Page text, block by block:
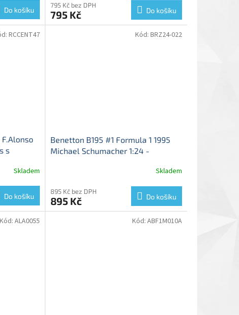
Do košíku
795 Kč bez DPH
795 Kč Do košíku
s
Skladem
Do košíku
RCCENT47
Benetton B195 #1 Formula 1 1995
Michael Schumacher 1:24 -
Benetton B195 - kovový modelSkladem
895 Kč bez DPH
895 Kč Do košíku
Kód: BRZ24-022
Kód: ALA0055 Kód: ABF1M010A